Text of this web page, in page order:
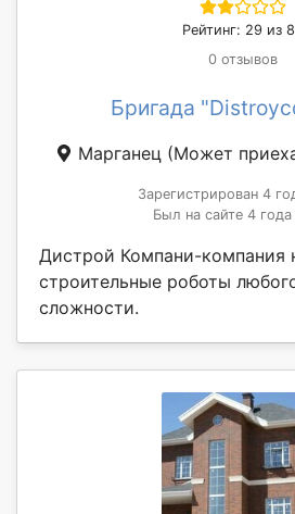
Рейтинг: 29 из
0 отзывов
Бригада
Марганец (Может
Зарегистрирован 4
Был на сайте 4 года
Дистрой Компани-компания
строительные роботы
сложности.